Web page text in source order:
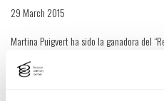
29 March 2015
Martina Puigvert ha sido la ganadora del
Bazán.